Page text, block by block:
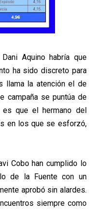
Aquino habría que
ha sido discreto para
llama la atención el de
campaña se puntúa de
es que el hermano del
en los que se esforzó,
Cobo han cumplido lo
de la Fuente con un
aprobó sin alardes.
siempre como